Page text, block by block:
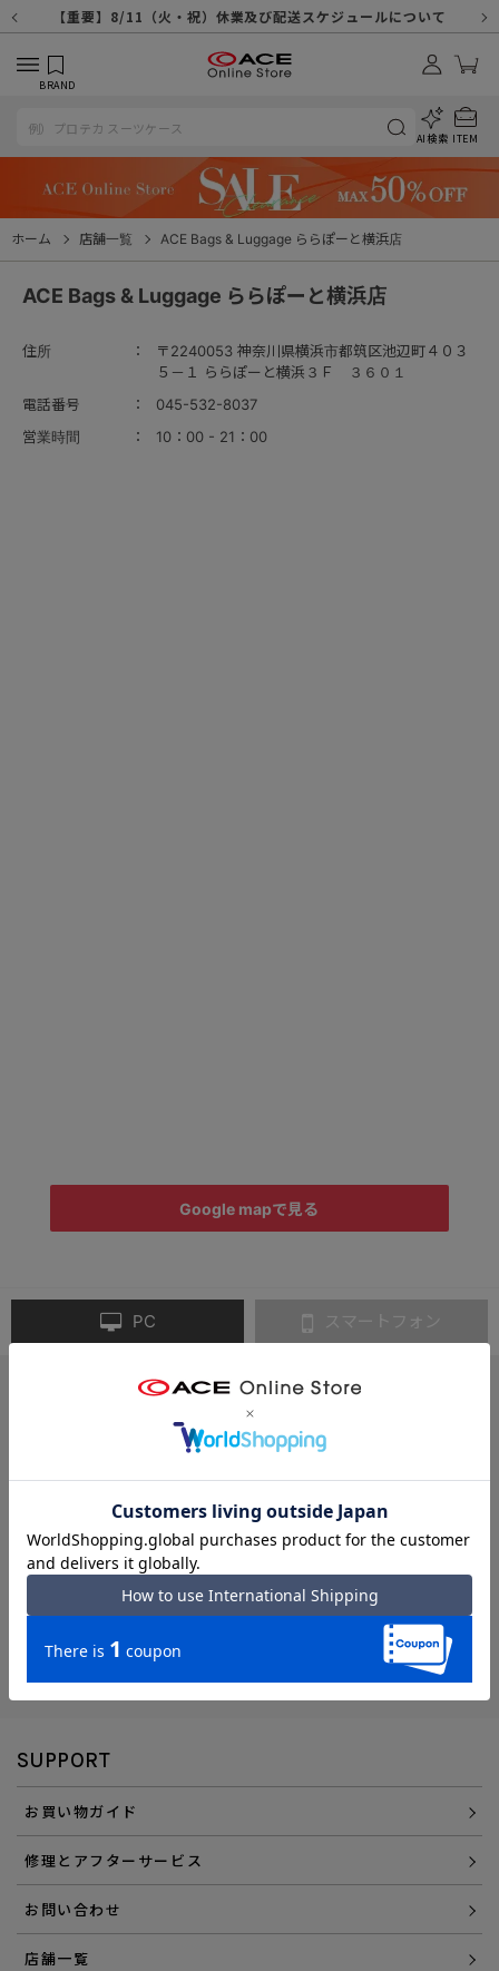
【重要】8/11（火・祝）休業及び配送スケジュールについて
【重要】令和８年熊本地震に伴う配送への影響について
【重要】納品書・領収書ペーパーレス化（電子化）のお知らせ
【重要】天候不良や交通状況・物量増等に伴う配送への影響について
【重要】悪質な詐欺サイトにご注意ください
【重要】各種メールが届かない場合に関しまして
【重要】お問い合わせのご対応に関しまして
【重要】SNSのなりすまし詐欺にご注意ください
BRAND
AI検索 ITEM
ホーム 店舗一覧 ACE Bags & Luggage ららぽーと横浜店
ACE Bags & Luggage ららぽーと横浜店
住所
〒2240053 神奈川県横浜市都筑区池辺町４０３
５－１ ららぽーと横浜３Ｆ ３６０１
電話番号
045-532-8037
営業時間
10：00 - 21：00
Google mapで見る
PC スマートフォン
月～金曜 13時／土曜 11時
までのご注文完了で「当日出荷」
「送料無料」
エース直営ならではの
「アフターサービス」
会員登録でさらに
「便利にお得にお買い物」を
選べるお支払い方法
SUPPORT
お買い物ガイド
修理とアフターサービス
お問い合わせ
店舗一覧